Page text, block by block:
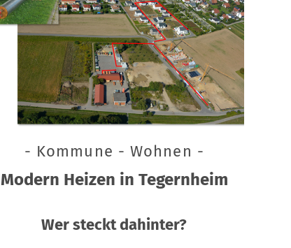
- Kommune - Wohnen -
Modern Heizen in Tegernheim
Wer steckt dahinter?